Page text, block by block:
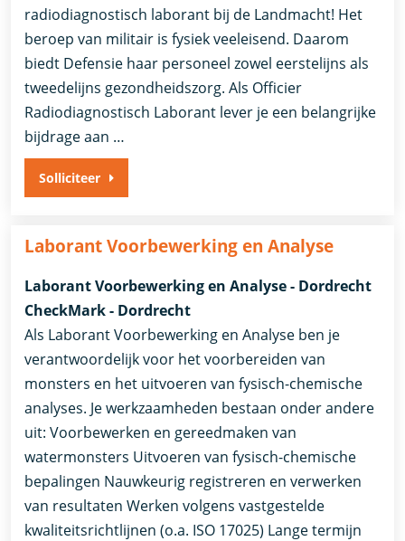
radiodiagnostisch laborant bij de Landmacht! Het
beroep van militair is fysiek veeleisend. Daarom
biedt Defensie haar personeel zowel eerstelijns als
tweedelijns gezondheidszorg. Als Officier
Radiodiagnostisch Laborant lever je een belangrijke
bijdrage aan …
Solliciteer
Laborant Voorbewerking en Analyse
Laborant Voorbewerking en Analyse - Dordrecht
CheckMark - Dordrecht
Als Laborant Voorbewerking en Analyse ben je
verantwoordelijk voor het voorbereiden van
monsters en het uitvoeren van fysisch-chemische
analyses. Je werkzaamheden bestaan onder andere
uit: Voorbewerken en gereedmaken van
watermonsters Uitvoeren van fysisch-chemische
bepalingen Nauwkeurig registreren en verwerken
van resultaten Werken volgens vastgestelde
kwaliteitsrichtlijnen (o.a. ISO 17025) Lange termijn